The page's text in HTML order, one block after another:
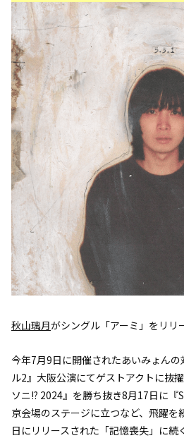
秋山璃月がシングル「アーミ」をリリ
今年7月9日に開催されたあいみょん
ル2』大阪公演にてゲストアクトに抜
ソニ!? 2024』を勝ち抜き8月17日に『
京会場のステージに立つなど、飛躍を
日にリリースされた「記憶喪失」に